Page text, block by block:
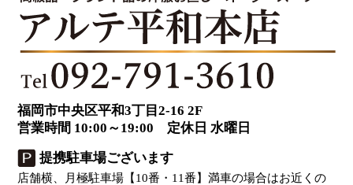
福岡市中央区平和3丁目2-16 2F
営業時間 10:00～19:00 定休日 水曜日
提携駐車場ございます
店舗横、月極駐車場【10番・11番】満車の場合はお近くの